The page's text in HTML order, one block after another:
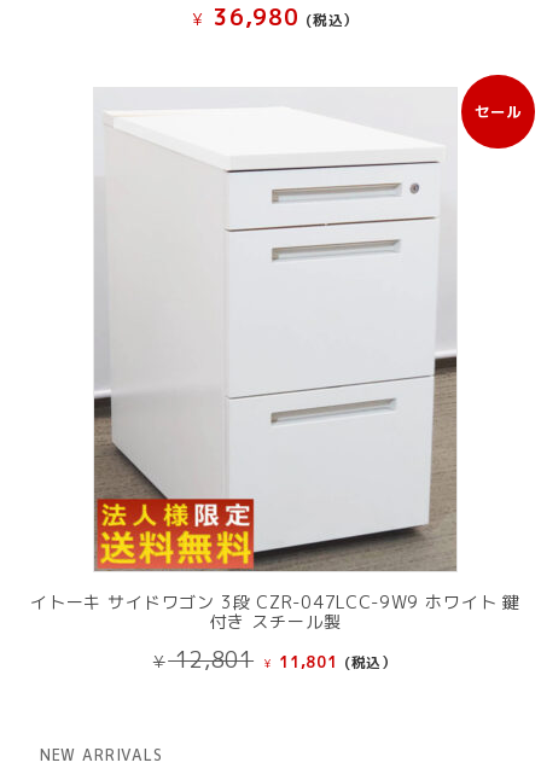
¥ 36,980 (税込）
セール
販
売
イトーキ サイドワゴン 3段 CZR-047LCC-9W9 ホワイト 鍵
付き スチール製
¥12,801 元
¥ 11,801 現
在
(税込）
NEW ARRIVALS